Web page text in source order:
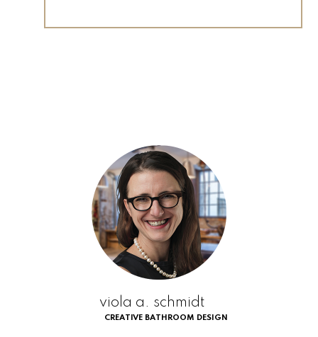
viola a. schmidt
CREATIVE BATHROOM DESIGN